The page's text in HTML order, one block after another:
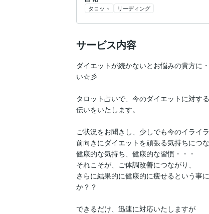
タロット リーディング
サービス内容
ダイエットが続かないとお悩みの貴方に
い☆彡
タロット占いで、今のダイエットに対す
伝いをいたします。
ご状況をお聞きし、少しでも今のイライ
前向きにダイエットを頑張る気持ちにつ
健康的な気持ち、健康的な習慣・・・
それこそが、ご体調改善につながり、
さらに結果的に健康的に痩せるという事
か？？
できるだけ、迅速に対応いたしますが